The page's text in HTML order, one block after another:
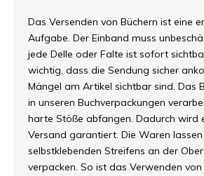
Das Versenden von Büchern ist eine
Aufgabe. Der Einband muss
jede Delle oder Falte ist sofort
wichtig, dass die Sendung sicher
Mängel am Artikel sichtbar sind. Das
in unseren Buchverpackungen
harte Stöße abfangen. Dadurch wird
Versand garantiert. Die Waren
selbstklebenden Streifens an der
verpacken. So ist das Verwenden von